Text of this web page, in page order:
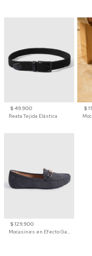
$ 49.900
Reata Tejida Elástica
$
$ 129.900
Mocasines en Efecto Gamuzado Para Mujer